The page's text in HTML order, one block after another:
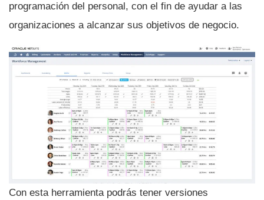
programación del personal, con el fin de ayudar a las
organizaciones a alcanzar sus objetivos de negocio.
Con esta herramienta podrás tener versiones